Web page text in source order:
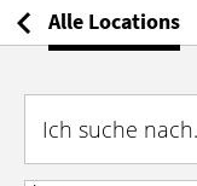
Alle Locations
Ich suche